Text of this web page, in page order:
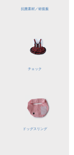
抗菌素材／ 術後服
チェック
ドッグスリング